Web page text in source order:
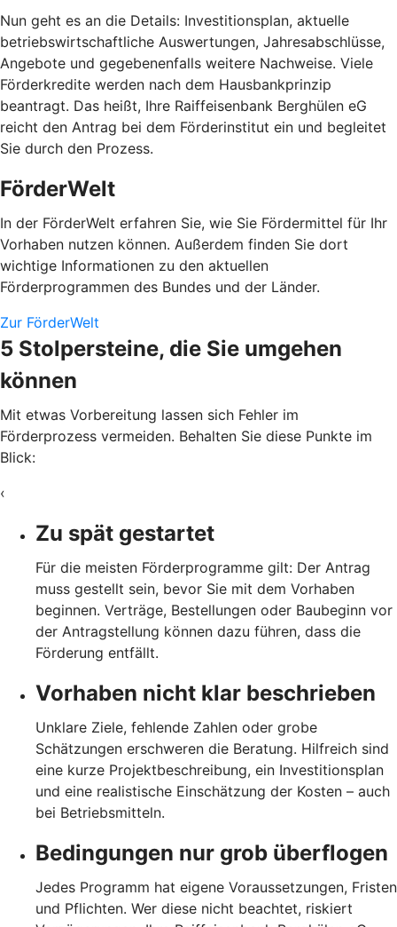
Nun geht es an die Details: Investitionsplan, aktuelle
betriebswirtschaftliche Auswertungen, Jahresabschlüsse,
Angebote und gegebenenfalls weitere Nachweise. Viele
Förderkredite werden nach dem Hausbankprinzip
beantragt. Das heißt, Ihre Raiffeisenbank Berghülen eG
reicht den Antrag bei dem Förderinstitut ein und begleitet
Sie durch den Prozess.
FörderWelt
In der FörderWelt erfahren Sie, wie Sie Fördermittel für Ihr
Vorhaben nutzen können. Außerdem finden Sie dort
wichtige Informationen zu den aktuellen
Förderprogrammen des Bundes und der Länder.
Zur FörderWelt
5 Stolpersteine, die Sie umgehen
können
Mit etwas Vorbereitung lassen sich Fehler im
Förderprozess vermeiden. Behalten Sie diese Punkte im
Blick:
‹
Zu spät gestartet
Für die meisten Förderprogramme gilt: Der Antrag
muss gestellt sein, bevor Sie mit dem Vorhaben
beginnen. Verträge, Bestellungen oder Baubeginn vor
der Antragstellung können dazu führen, dass die
Förderung entfällt.
Vorhaben nicht klar beschrieben
Unklare Ziele, fehlende Zahlen oder grobe
Schätzungen erschweren die Beratung. Hilfreich sind
eine kurze Projektbeschreibung, ein Investitionsplan
und eine realistische Einschätzung der Kosten – auch
bei Betriebsmitteln.
Bedingungen nur grob überflogen
Jedes Programm hat eigene Voraussetzungen, Fristen
und Pflichten. Wer diese nicht beachtet, riskiert